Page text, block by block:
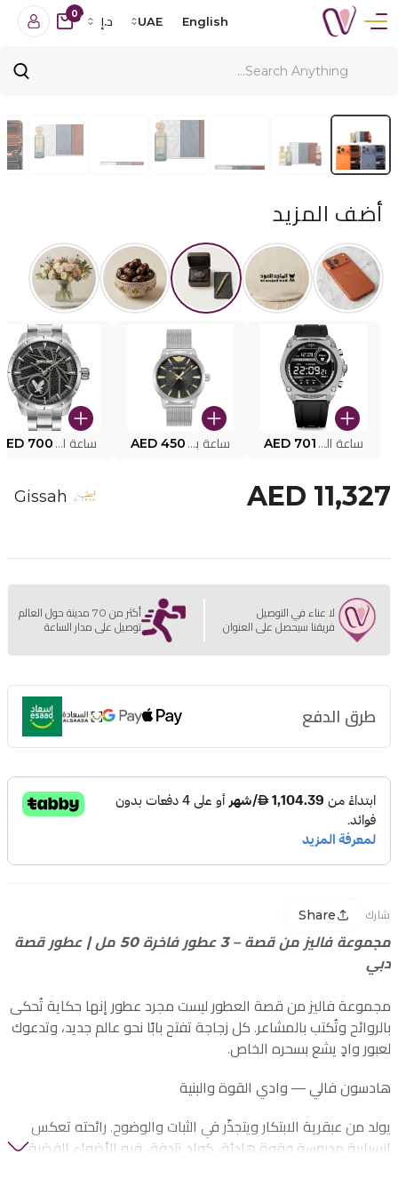
English
UAE د.إ
0
أضف المزيد
ساعة البوليس الذكية MY.AVATAR PEIUN0000101 AED 701 ساعة بوليس للرجال PEWJG0005002 AED 450 ساعة البوليس PEWJG2227302 700
AED 11,327
Gissah
لا عناء في التوصيل
فريقنا سيحصل على العنوان
أكثر من 70 مدينة حول العالم
توصيل على مدار الساعة
طرق الدفع
شارك Share
مجموعة فاليز من قصة – 3 عطور فاخرة 50 مل | عطور قصة
دبي
مجموعة فاليز من قصة العطور ليست مجرد عطور إنها حكاية تُحكى
بالروائح وتُكتب بالمشاعر. كل زجاجة تفتح بابًا نحو عالم جديد، وتدعوك
لعبور وادٍ يشع بسحره الخاص.
هادسون فالي — وادي القوة والبنية
يولد من عبقرية الابتكار ويتجذّر في الثبات والوضوح. رائحته تعكس
انسيابية مدروسة وقوة هادئة، كوادٍ تتدفق فيه الأضواء الفضية عبر